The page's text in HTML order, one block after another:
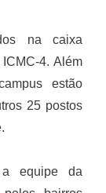
na caixa
4. Além
estão
25 postos
equipe da